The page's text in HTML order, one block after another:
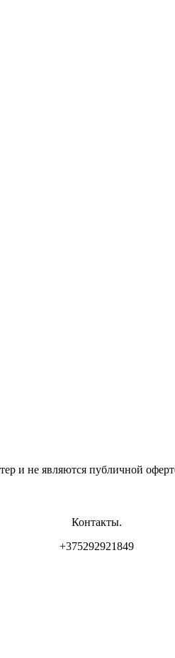
и не являются публичной
Контакты.
+375292921849